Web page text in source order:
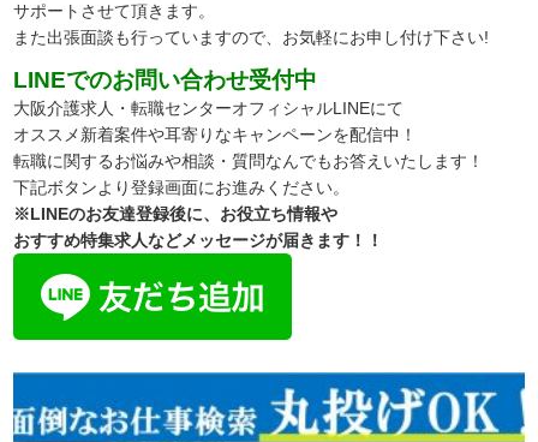
サポートさせて頂きます。
また出張面談も行っていますので、 お気軽にお申し付け下さい!
LINEでのお問い合わせ受付中
大阪介護求人・転職センターオフィシャルLINEにて
オススメ新着案件や耳寄りなキャンペーンを配信中！
転職に関するお悩みや相談・質問なんでもお答えいたします！
下記ボタンより登録画面にお進みください。
※LINEのお友達登録後に、お役立ち情報や
おすすめ特集求人などメッセージが届きます！！